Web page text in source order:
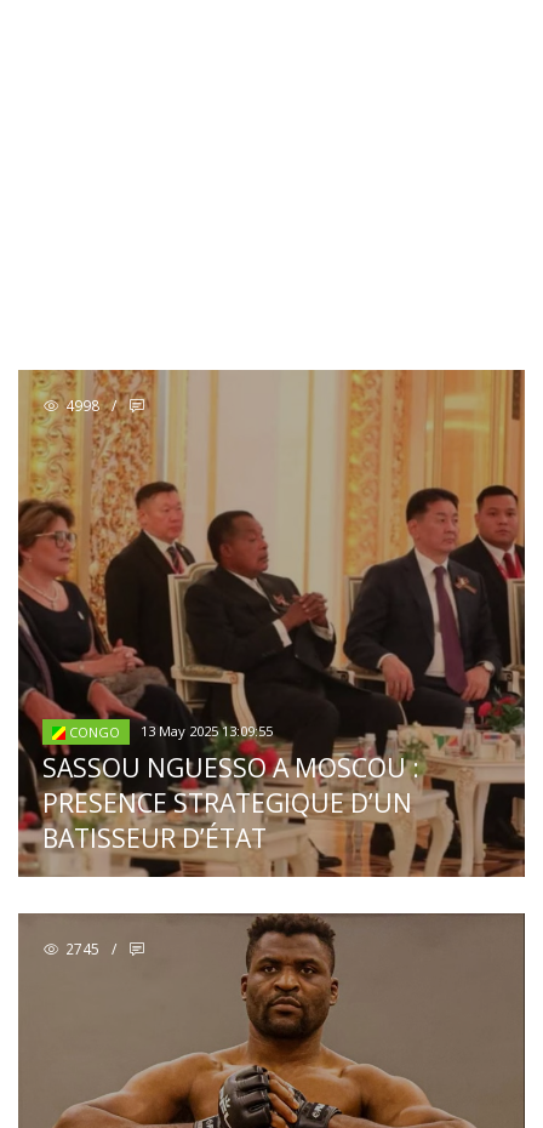
4998 /
CONGO 13 May 2025 13:09:55
SASSOU NGUESSO A MOSCOU :
PRESENCE STRATEGIQUE D’UN
BATISSEUR D’ÉTAT
2745 /